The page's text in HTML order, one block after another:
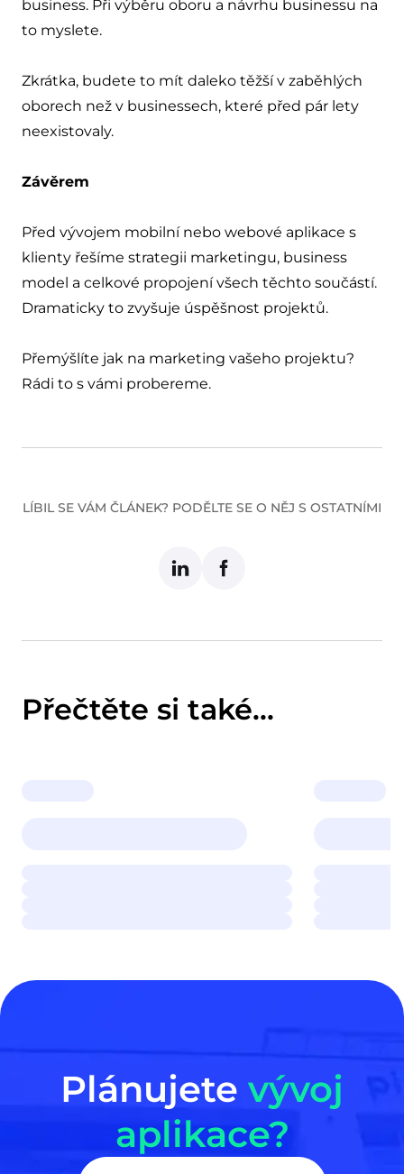
business. Při výběru oboru a návrhu businessu na
to myslete.
Zkrátka, budete to mít daleko těžší v zaběhlých
oborech než v businessech, které před pár lety
neexistovaly.
Závěrem
Před vývojem mobilní nebo webové aplikace s
klienty řešíme strategii marketingu, business
model a celkové propojení všech těchto součástí.
Dramaticky to zvyšuje úspěšnost projektů.
Přemýšlíte jak na marketing vašeho projektu?
Rádi to s vámi probereme.
LÍBIL SE VÁM ČLÁNEK? PODĚLTE SE O NĚJ S OSTATNÍMI
Přečtěte si také...
Plánujete vývoj
aplikace?